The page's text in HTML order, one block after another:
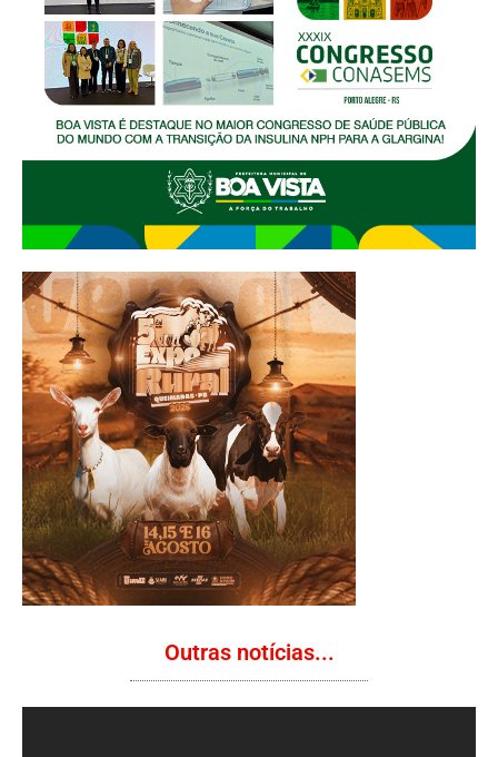
Outras notícias...